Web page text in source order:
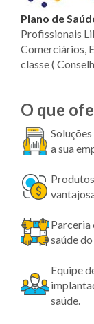
Plano de
Profissionais
Comerciários,
classe (
O que
a sua
Parceria
saúde
Equipe
saúde.